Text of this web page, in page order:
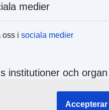
medier
oss isociala medier
institutioner och organ
alla EU-institutioner och EU-
Accepterar